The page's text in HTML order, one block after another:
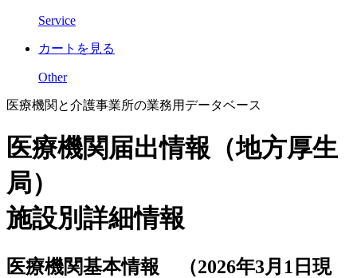
Service
カートを見る
Other
医療機関と介護事業所の業務用データベース
医療機関届出情報（地方厚生
局）
施設別詳細情報
医療機関基本情報 （2026年3月1日現